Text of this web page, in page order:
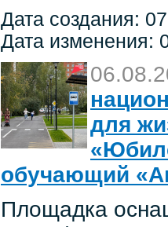
Дата создания:
Дата изменения:
для
обучающий
Площадка